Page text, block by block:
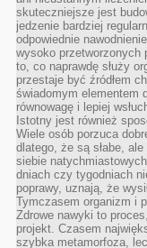
skuteczniejsze jest
jedzenie bardziej
odpowiednie
wysoko przetworzonych
to, co naprawdę służy
przestaje być źródłem
świadomym elementem
równowagę i lepiej
Istotny jest również
Wiele osób porzuca
dlatego, że są słabe,
siebie
dniach czy tygodniach
poprawy, uznają, że
Tymczasem organizm i
Zdrowe nawyki to
projekt. Czasem
szybka metamorfoza,